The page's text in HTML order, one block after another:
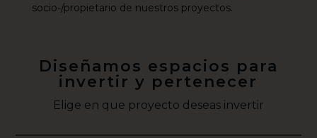
socio-/propietario de nuestros proyectos.
Diseñamos espacios para
invertir y pertenecer
Elige en que proyecto deseas invertir